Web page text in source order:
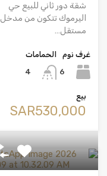
شقة دور ثاني للبيع حي
اليرموك تتكون من مدخل
مستقل…
غرف نوم
6
الحمامات
4
بيع
‪SAR530,000